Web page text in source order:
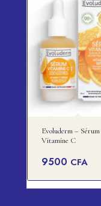
Evoluderm – Sérum
Vitamine C
9500 CFA